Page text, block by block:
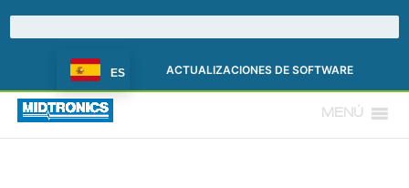
ES ACTUALIZACIONES DE SOFTWARE
MENÚ